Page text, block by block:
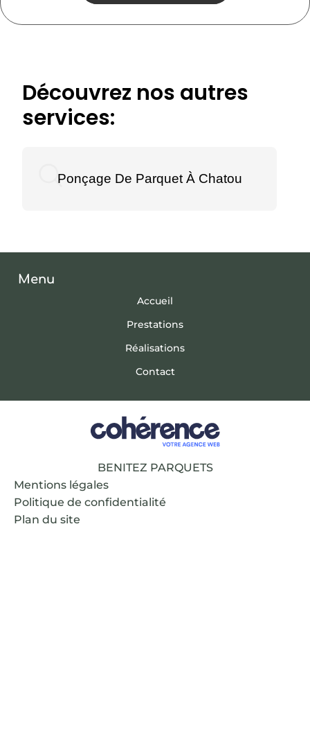
Découvrez nos autres
services:
Ponçage De Parquet À Chatou
Menu
Accueil
Prestations
Réalisations
Contact
BENITEZ PARQUETS
Mentions légales
Politique de confidentialité
Plan du site